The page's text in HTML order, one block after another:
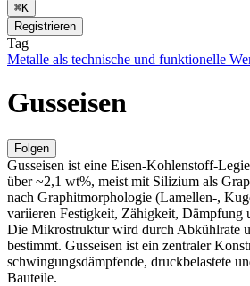
⌘K
Registrieren
Tag
Metalle als technische und funktionelle
Gusseisen
Folgen
Gusseisen ist eine Eisen-Kohlenstoff-
über ~2,1 wt%, meist mit Silizium als
nach Graphitmorphologie (Lamellen-,
variieren Festigkeit, Zähigkeit, Dämpfung
Die Mikrostruktur wird durch Abkühlrate
bestimmt. Gusseisen ist ein zentraler
schwingungsdämpfende, druckbelastete
Bauteile.